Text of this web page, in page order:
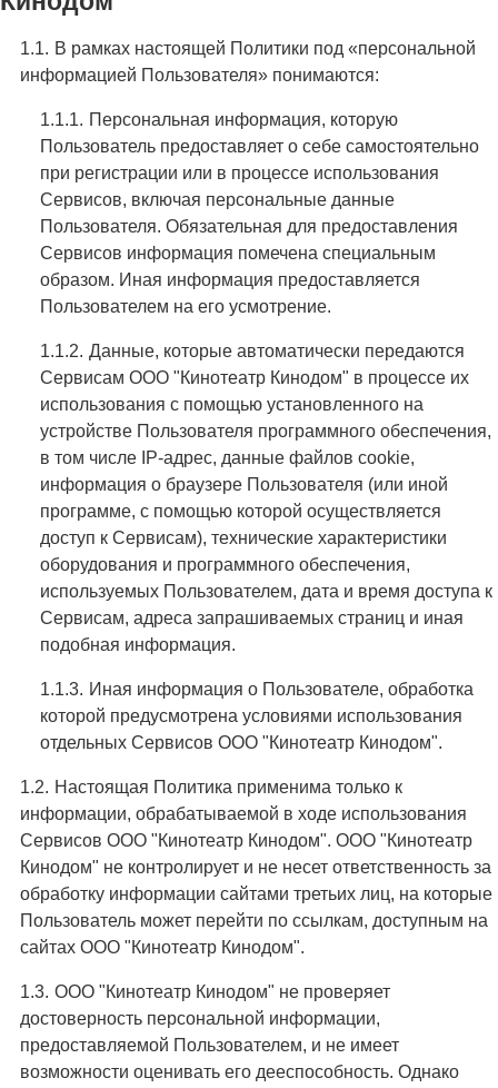
В рамках настоящей Политики под «персональной
информацией Пользователя» понимаются:
Персональная информация, которую
Пользователь предоставляет о себе самостоятельно
при регистрации или в процессе использования
Сервисов, включая персональные данные
Пользователя. Обязательная для предоставления
Сервисов информация помечена специальным
образом. Иная информация предоставляется
Пользователем на его усмотрение.
Данные, которые автоматически передаются
Сервисам ООО "Кинотеатр Кинодом" в процессе их
использования с помощью установленного на
устройстве Пользователя программного обеспечения,
в том числе IP-адрес, данные файлов cookie,
информация о браузере Пользователя (или иной
программе, с помощью которой осуществляется
доступ к Сервисам), технические характеристики
оборудования и программного обеспечения,
используемых Пользователем, дата и время доступа к
Сервисам, адреса запрашиваемых страниц и иная
подобная информация.
Иная информация о Пользователе, обработка
которой предусмотрена условиями использования
отдельных Сервисов ООО "Кинотеатр Кинодом".
Настоящая Политика применима только к
информации, обрабатываемой в ходе использования
Сервисов ООО "Кинотеатр Кинодом". ООО "Кинотеатр
Кинодом" не контролирует и не несет ответственность за
обработку информации сайтами третьих лиц, на которые
Пользователь может перейти по ссылкам, доступным на
сайтах ООО "Кинотеатр Кинодом".
ООО "Кинотеатр Кинодом" не проверяет
достоверность персональной информации,
предоставляемой Пользователем, и не имеет
возможности оценивать его дееспособность. Однако